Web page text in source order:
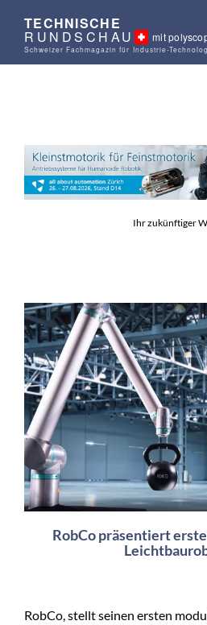
TECHNISCHE
RUNDSCHAU mit
Schweizer Fachmagazin für Industrie-
Ihr zukünftiger
RobCo präsentiert
RobCo, stellt seinen ersten